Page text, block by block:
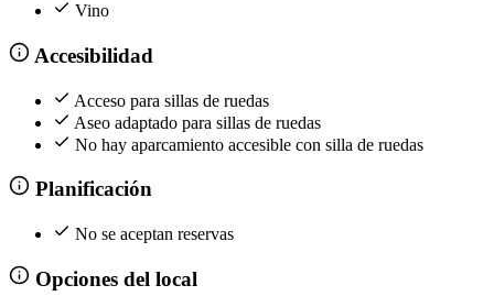
Vino
Accesibilidad
Acceso para sillas de ruedas
Aseo adaptado para sillas de ruedas
No hay aparcamiento accesible con silla de ruedas
Planificación
No se aceptan reservas
Opciones del local